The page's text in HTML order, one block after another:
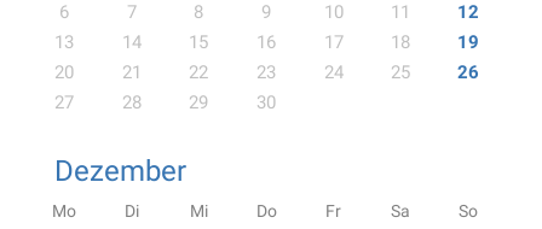
6
7 8 9 10 11
12
13
14 15 16 17 18
19
20
21 22 23 24 25
26
27
28 29 30
Dezember
Mo Di Mi Do Fr Sa So